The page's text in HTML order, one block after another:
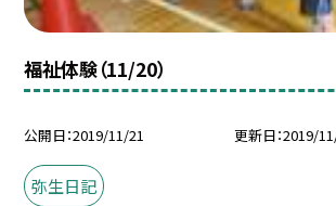
福祉体験（11/20）
公開日 2019/11/21 更新日 2019/
弥生日記